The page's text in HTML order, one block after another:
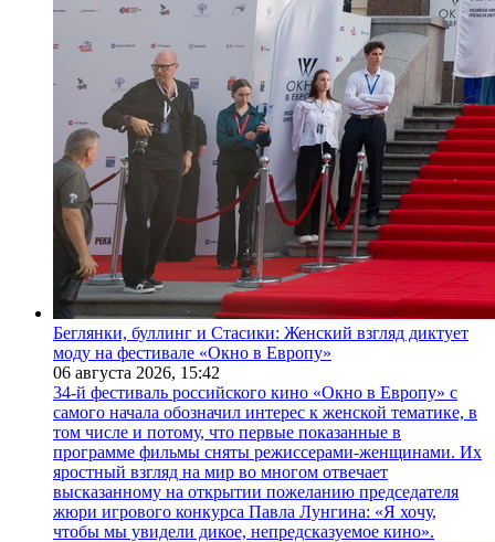
Беглянки, буллинг и Стасики: Женский взгляд диктует
моду на фестивале «Окно в Европу»
06 августа 2026, 15:42
34-й фестиваль российского кино «Окно в Европу» с
самого начала обозначил интерес к женской тематике, в
том числе и потому, что первые показанные в
программе фильмы сняты режиссерами-женщинами. Их
яростный взгляд на мир во многом отвечает
высказанному на открытии пожеланию председателя
жюри игрового конкурса Павла Лунгина: «Я хочу,
чтобы мы увидели дикое, непредсказуемое кино».